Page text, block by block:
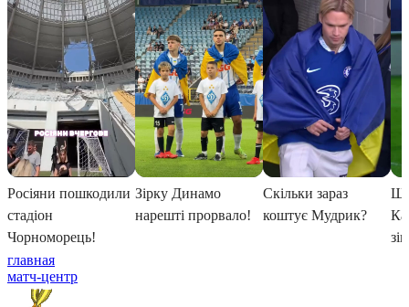
главная
матч-центр